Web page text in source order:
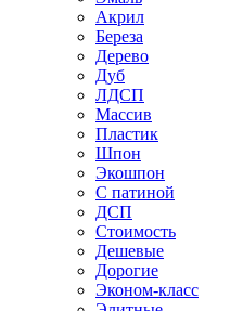
Акрил
Береза
Дерево
Дуб
ЛДСП
Массив
Пластик
Шпон
Экошпон
С патиной
ДСП
Стоимость
Дешевые
Дорогие
Эконом-класс